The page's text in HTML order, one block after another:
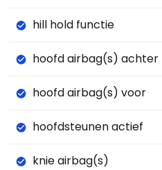
hill hold functie
hoofd airbag(s) achter
hoofd airbag(s) voor
hoofdsteunen actief
knie airbag(s)